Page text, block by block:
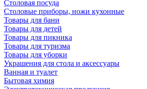
Столовая посуда
Столовые приборы, ножи кухонные
Товары для бани
Товары для детей
Товары для пикника
Товары для туризма
Товары для уборки
Украшения для стола и аксессуары
Ванная и туалет
Бытовая химия